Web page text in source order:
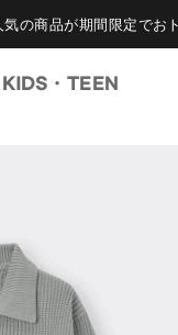
の商品が期間限定でお
KIDS・TEEN